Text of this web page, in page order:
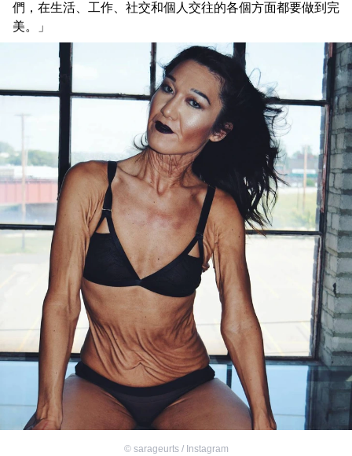
們，在生活、工作、社交和個人交往的各個方面都要做到完
美。」
© sarageurts / Instagram